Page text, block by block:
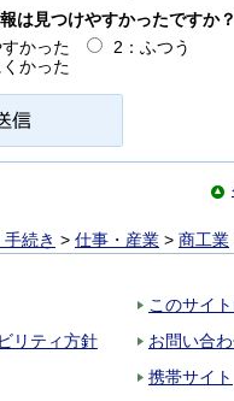
は見つけやすかったですか？
かった
2：ふつう
かった
手続き > 仕事・産業 > 商工業
このサイ
リティ方針
お問い合
携帯サイト